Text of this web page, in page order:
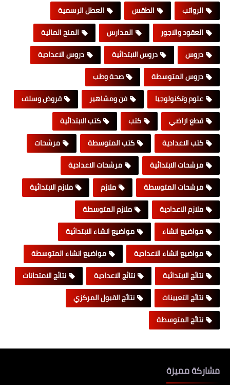
الرواتب
الطقس
العطل الرسمية
العقود والاجور
المدارس
المنح المالية
دروس
دروس الابتدائية
دروس الاعدادية
دروس المتوسطة
صحة وطب
علوم وتكنولوجيا
فن ومشاهير
قروض وسلف
قطع اراضي
كتب
كتب الابتدائية
كتب الاعدادية
كتب المتوسطة
مرشحات
مرشحات الابتدائية
مرشحات الاعدادية
مرشحات المتوسطة
ملازم
ملازم الابتدائية
ملازم الاعدادية
ملازم المتوسطة
مواضيع انشاء
مواضيع انشاء الابتدائية
مواضيع انشاء الاعدادية
مواضيع انشاء المتوسطة
نتائج الابتدائية
نتائج الاعدادية
نتائج الامتحانات
نتائج التعيينات
نتائج القبول المركزي
نتائج المتوسطة
مشاركة مميزة